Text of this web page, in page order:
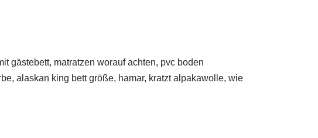
gästebett, matratzen worauf achten, pvc boden
alaskan king bett größe, hamar, kratzt alpakawolle, wie